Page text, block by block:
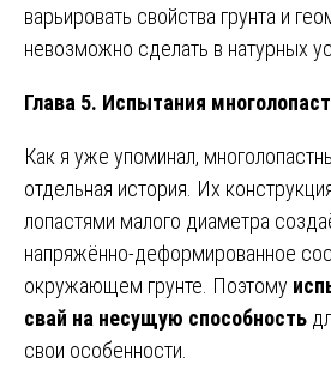
варьировать свойства грунта и
невозможно сделать в натурных
Глава 5. Испытания
Как я уже упоминал,
отдельная история. Их
лопастями малого диаметра
напряжённо-деформированное
окружающем грунте. Поэтому
свай на несущую способность
свои особенности.